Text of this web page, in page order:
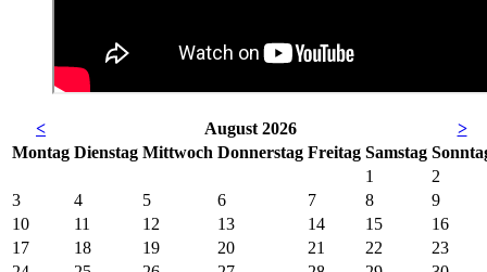
< August 2026
>
Montag Dienstag Mittwoch Donnerstag Freitag Samstag So
1
2
3
4 5 6 7 8
9
10
11 12 13 14 15
16
17
18 19 20 21 22
23